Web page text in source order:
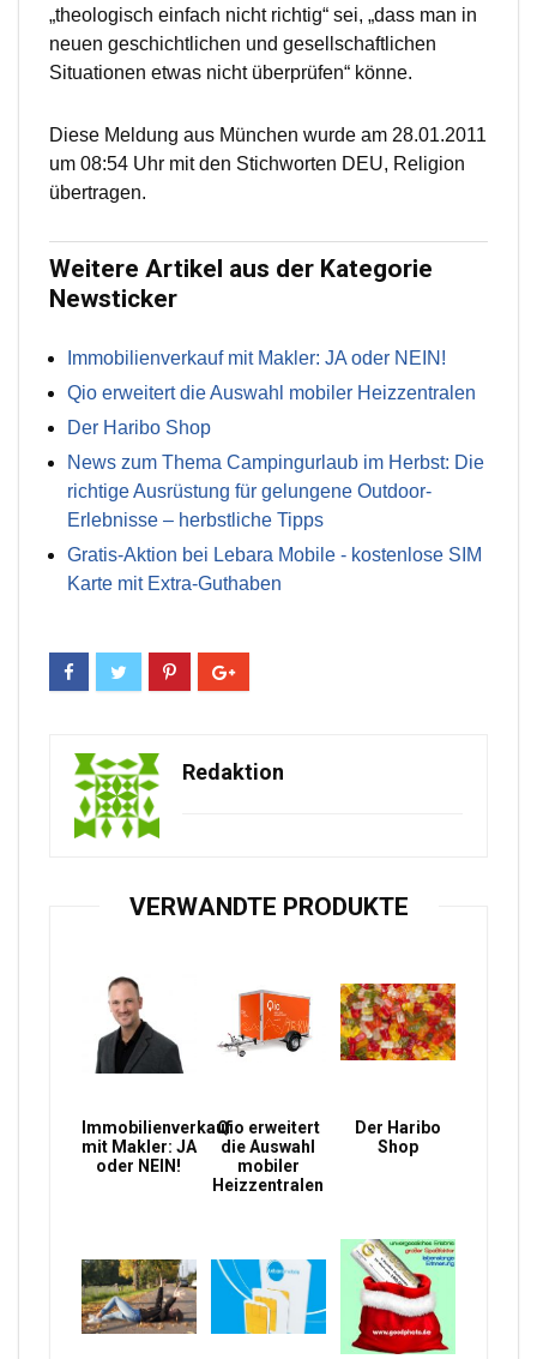
„theologisch einfach nicht richtig“ sei, „dass man in
neuen geschichtlichen und gesellschaftlichen
Situationen etwas nicht überprüfen“ könne.
Diese Meldung aus München wurde am 28.01.2011
um 08:54 Uhr mit den Stichworten DEU, Religion
übertragen.
Weitere Artikel aus der Kategorie
Newsticker
Immobilienverkauf mit Makler: JA oder NEIN!
Qio erweitert die Auswahl mobiler Heizzentralen
Der Haribo Shop
News zum Thema Campingurlaub im Herbst: Die
richtige Ausrüstung für gelungene Outdoor-
Erlebnisse – herbstliche Tipps
Gratis-Aktion bei Lebara Mobile - kostenlose SIM
Karte mit Extra-Guthaben
Redaktion
VERWANDTE PRODUKTE
Immobilienverkauf
mit Makler: JA
oder NEIN!
Qio erweitert
die Auswahl
mobiler
Heizzentralen
Der Haribo
Shop